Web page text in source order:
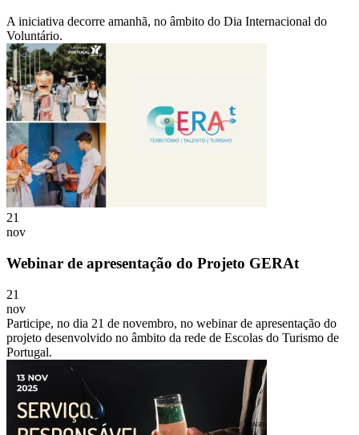
A iniciativa decorre amanhã, no âmbito do Dia Internacional do
Voluntário.
21
nov
Webinar de apresentação do Projeto GERAt
21
nov
Participe, no dia 21 de novembro, no webinar de apresentação do
projeto desenvolvido no âmbito da rede de Escolas do Turismo de
Portugal.